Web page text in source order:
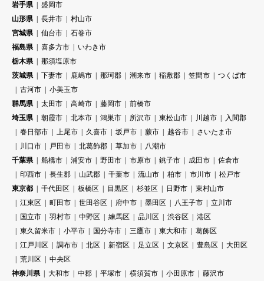
岩手県
盛岡市
山形県
長井市
村山市
宮城県
仙台市
石巻市
福島県
喜多方市
いわき市
栃木県
那須塩原市
茨城県
下妻市 鹿嶋市 那珂郡 潮来市 稲敷郡 笠間市
つくば市
古河市
小美玉市
群馬県
太田市 高崎市 藤岡市
前橋市
埼玉県
朝霞市 北本市 鴻巣市 所沢市 東松山市 川越市
入間郡
春日部市
上尾市 久喜市 坂戸市 蕨市 越谷市
さいたま市
川口市
戸田市 北葛飾郡 草加市
八潮市
千葉県
船橋市 浦安市 野田市 市原市 銚子市 成田市
佐倉市
印西市
長生郡 山武郡 千葉市 流山市 柏市 市川市
松戸市
東京都
千代田区 板橋区 目黒区 杉並区 日野市
東村山市
江東区
町田市 世田谷区 府中市 墨田区 八王子市
立川市
国立市
羽村市 中野区 練馬区 品川区 渋谷区
港区
東久留米市
小平市 国分寺市 三鷹市 東大和市
葛飾区
江戸川区
調布市 北区 新宿区 足立区 文京区 豊島区
大田区
荒川区
中央区
神奈川県
大和市 中郡 平塚市 横須賀市 小田原市
藤沢市